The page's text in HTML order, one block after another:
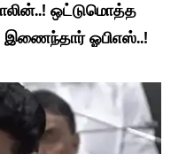
ஒட்டுமொத்த
இணைந்தார் ஓபிஎஸ்..!